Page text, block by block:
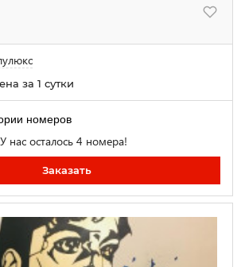
за 1 сутки
номеров
У нас осталось 4 номера!
Заказать